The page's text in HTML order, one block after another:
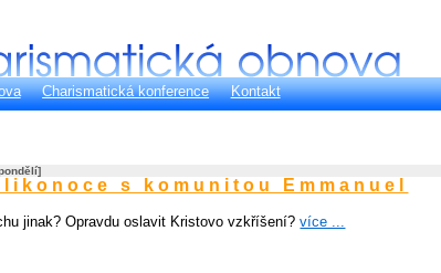
Charismatická konference Kontakt
s komunitou Emmanuel
jinak? Opravdu oslavit Kristovo vzkříšení?více ...